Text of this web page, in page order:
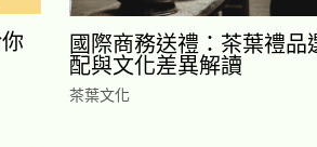
國際商務送禮：茶葉禮品
配與文化差異解讀
茶葉文化